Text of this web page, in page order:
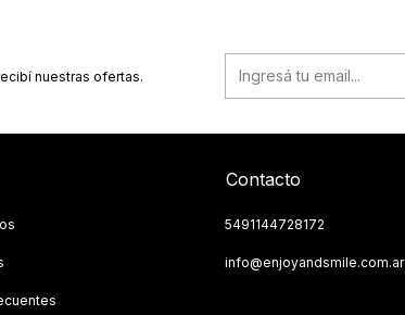
nuestras ofertas.
Contacto
5491144728172
info@enjoyandsmile.com.ar